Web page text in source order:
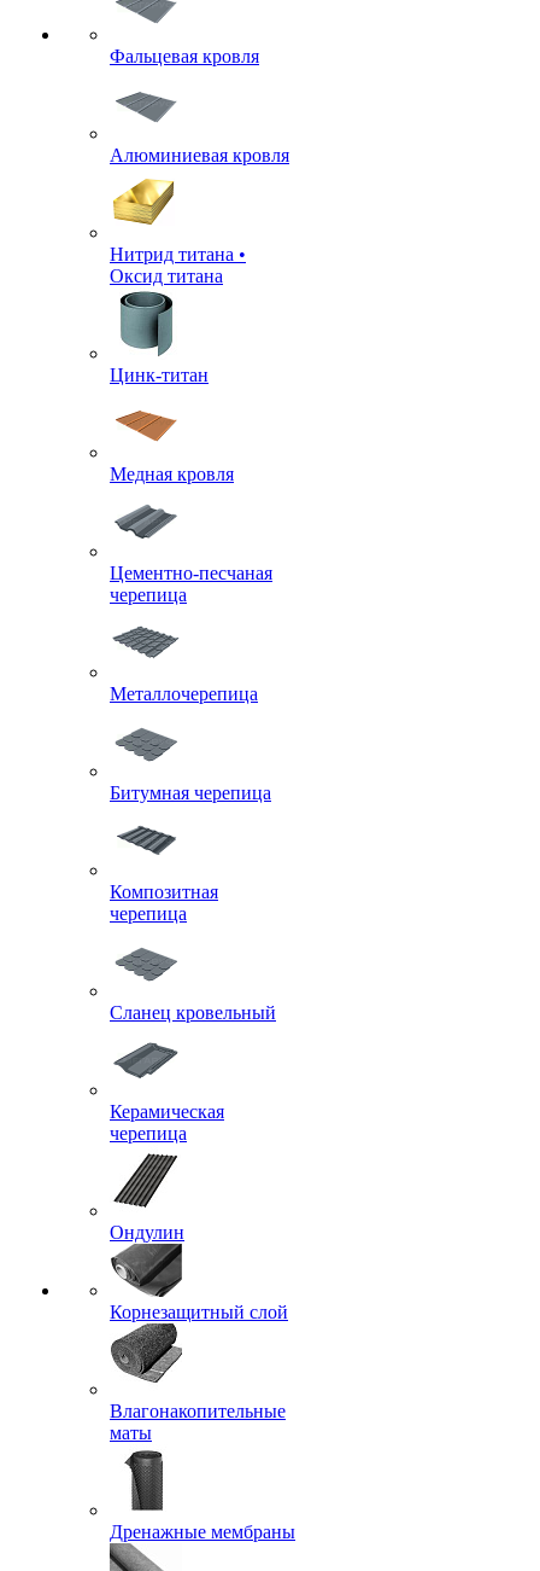
Фальцевая кровля
Алюминиевая кровля
Нитрид титана •
Оксид титана
Цинк-титан
Медная кровля
Цементно-песчаная
черепица
Металлочерепица
Битумная черепица
Композитная
черепица
Сланец кровельный
Керамическая
черепица
Ондулин
Корнезащитный слой
Влагонакопительные
маты
Дренажные мембраны